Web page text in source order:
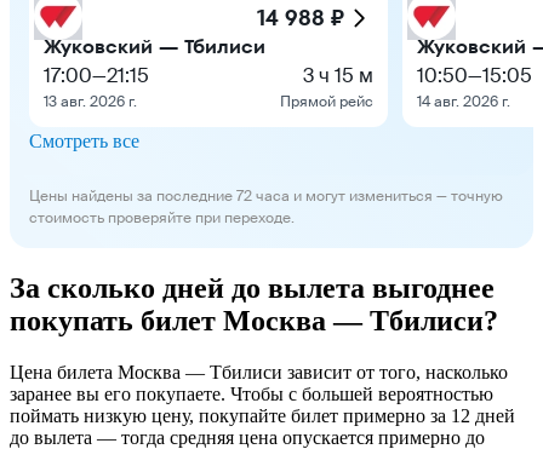
14 988 ₽
Жуковский — Тбилиси
17:00—21:15
13 авг. 2026 г.
3 ч 15 м
Прямой рейс
Жуковский
10:50—15:05
14 авг. 2026 г.
Смотреть все
Цены найдены за последние 72 часа и могут измениться — точную
стоимость проверяйте при переходе.
За сколько дней до вылета выгоднее
покупать билет Москва — Тбилиси?
Цена билета Москва — Тбилиси зависит от того, насколько
заранее вы его покупаете. Чтобы с большей вероятностью
поймать низкую цену, покупайте билет примерно за 12 дней
до вылета — тогда средняя цена опускается примерно до